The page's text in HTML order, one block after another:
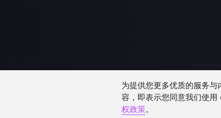
为提供您更多优质的服务
容，即表示您同意我们使
权政策。